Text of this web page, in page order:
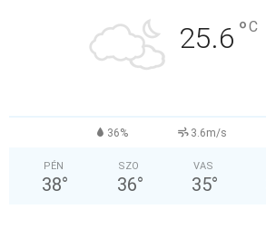
25.6 °C
36% 3.6m/s
PÉN
38°
SZO
36°
VAS
35°